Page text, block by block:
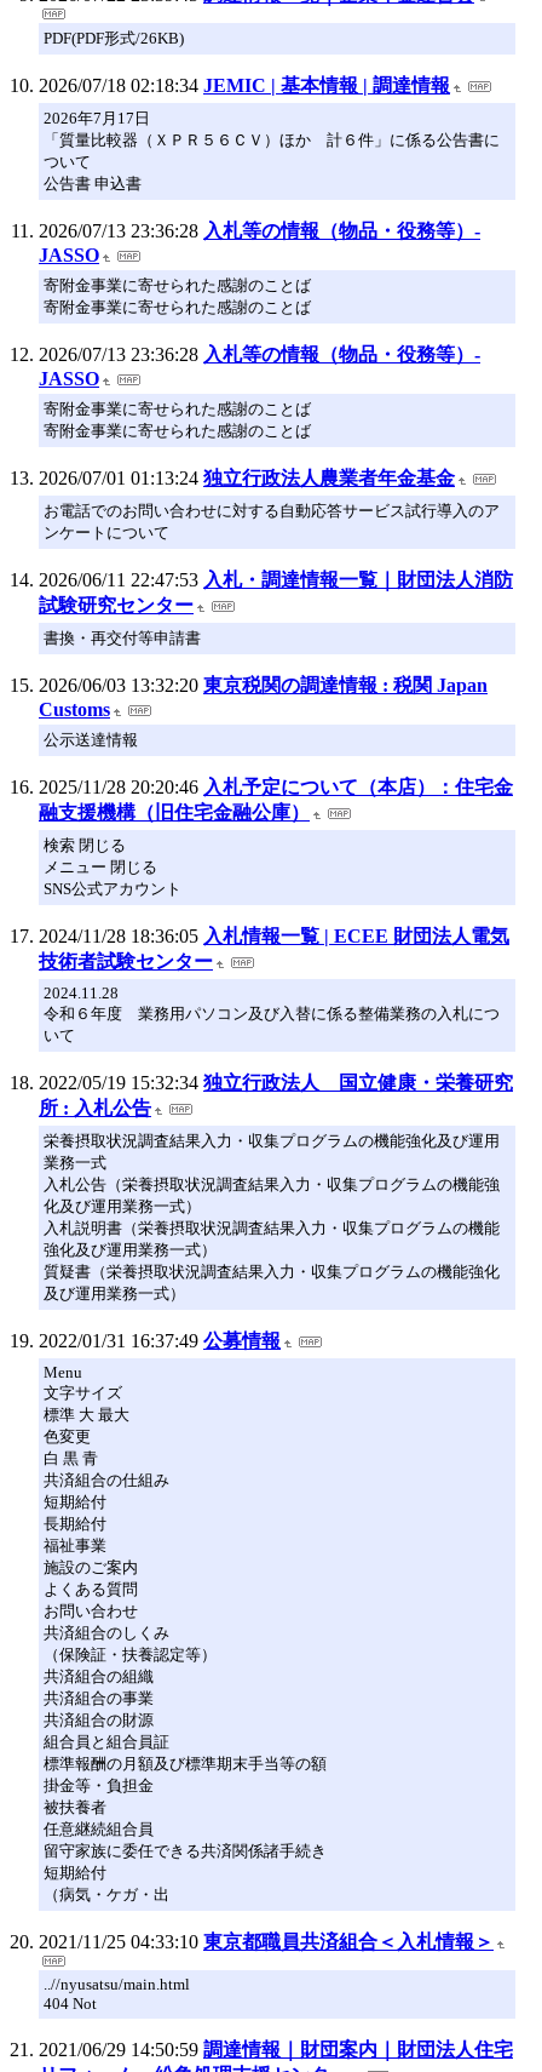
PDF(PDF形式/26KB)
2026/07/18 02:18:34 JEMIC | 基本情報 | 調達情報
2026年7月17日
「質量比較器（ＸＰＲ５６ＣＶ）ほか 計６件」に係る公告書に
ついて
公告書 申込書
2026/07/13 23:36:28 入札等の情報（物品・役務等）-
JASSO
寄附金事業に寄せられた感謝のことば
寄附金事業に寄せられた感謝のことば
2026/07/13 23:36:28 入札等の情報（物品・役務等）-
JASSO
寄附金事業に寄せられた感謝のことば
寄附金事業に寄せられた感謝のことば
2026/07/01 01:13:24 独立行政法人農業者年金基金
お電話でのお問い合わせに対する自動応答サービス試行導入のア
ンケートについて
2026/06/11 22:47:53 入札・調達情報一覧｜財団法人消防
試験研究センター
書換・再交付等申請書
2026/06/03 13:32:20 東京税関の調達情報 : 税関 Japan
Customs
公示送達情報
2025/11/28 20:20:46 入札予定について（本店）：住宅金
融支援機構（旧住宅金融公庫）
検索 閉じる
メニュー 閉じる
SNS公式アカウント
2024/11/28 18:36:05 入札情報一覧 | ECEE 財団法人電気
技術者試験センター
2024.11.28
令和６年度 業務用パソコン及び入替に係る整備業務の入札につ
いて
2022/05/19 15:32:34 独立行政法人 国立健康・栄養研究
所 : 入札公告
栄養摂取状況調査結果入力・収集プログラムの機能強化及び運用
業務一式
入札公告（栄養摂取状況調査結果入力・収集プログラムの機能強
化及び運用業務一式）
入札説明書（栄養摂取状況調査結果入力・収集プログラムの機能
強化及び運用業務一式）
質疑書（栄養摂取状況調査結果入力・収集プログラムの機能強化
及び運用業務一式）
2022/01/31 16:37:49 公募情報
Menu
文字サイズ
標準 大 最大
色変更
白 黒 青
共済組合の仕組み
短期給付
長期給付
福祉事業
施設のご案内
よくある質問
お問い合わせ
共済組合のしくみ
（保険証・扶養認定等）
共済組合の組織
共済組合の事業
共済組合の財源
組合員と組合員証
標準報酬の月額及び標準期末手当等の額
掛金等・負担金
被扶養者
任意継続組合員
留守家族に委任できる共済関係諸手続き
短期給付
（病気・ケガ・出
2021/11/25 04:33:10 東京都職員共済組合＜入札情報＞
..//nyusatsu/main.html
404 Not
2021/06/29 14:50:59 調達情報｜財団案内｜財団法人住宅